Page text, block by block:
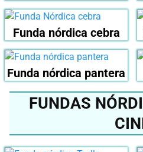
Funda nórdica cebra
Funda nórdica pantera
FUNDAS